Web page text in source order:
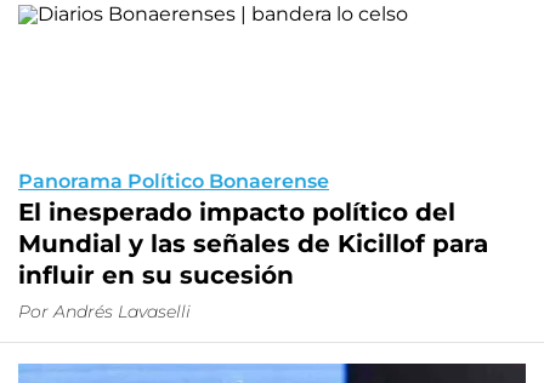
Panorama Político Bonaerense
El inesperado impacto político del
Mundial y las señales de Kicillof para
influir en su sucesión
Por Andrés Lavaselli